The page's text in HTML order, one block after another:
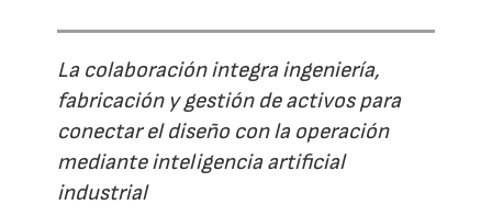
La colaboración integra ingeniería,
fabricación y gestión de activos para
conectar el diseño con la operación
mediante inteligencia artificial
industrial